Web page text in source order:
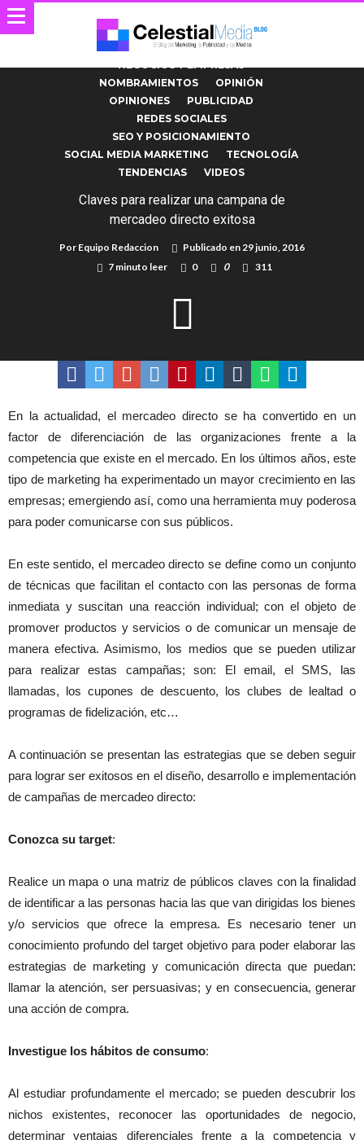
MARKETING PROMOCIONAL
MARKETING VIRAL
NEGOCIOS Y EMPRESAS
NOMBRAMIENTOS
OPINIÓN
OPINIONES
PUBLICIDAD
REDES SOCIALES
SEO Y POSICIONAMIENTO
SOCIAL MEDIA MARKETING
TECNOLOGÍA
TENDENCIAS
VIDEOS
Claves para realizar una campana de
mercadeo directo exitosa
Por Equipo Redaccion Publicado en29 junio, 2016
7 minuto leer
0 0 311
En la actualidad, el mercadeo directo se ha convertido en un
factor de diferenciación de las organizaciones frente a la
competencia que existe en el mercado. En los últimos años, este
tipo de marketing ha experimentado un mayor crecimiento en las
empresas; emergiendo así, como una herramienta muy poderosa
para poder comunicarse con sus públicos.
En este sentido, el mercadeo directo se define como un conjunto
de técnicas que facilitan el contacto con las personas de forma
inmediata y suscitan una reacción individual; con el objeto de
promover productos y servicios o de comunicar un mensaje de
manera efectiva. Asimismo, los medios que se pueden utilizar
para realizar estas campañas; son: El email, el SMS, las
llamadas, los cupones de descuento, los clubes de lealtad o
programas de fidelización, etc…
A continuación se presentan las estrategias que se deben seguir
para lograr ser exitosos en el diseño, desarrollo e implementación
de campañas de mercadeo directo:
Conozca su target:
Realice un mapa o una matriz de públicos claves con la finalidad
de identificar a las personas hacia las que van dirigidas los bienes
y/o servicios que ofrece la empresa. Es necesario tener un
conocimiento profundo del target objetivo para poder elaborar las
estrategias de marketing y comunicación directa que puedan:
llamar la atención, ser persuasivas; y en consecuencia, generar
una acción de compra.
Investigue los hábitos de consumo:
Al estudiar profundamente el mercado; se pueden descubrir los
nichos existentes, reconocer las oportunidades de negocio,
determinar ventajas diferenciales frente a la competencia y